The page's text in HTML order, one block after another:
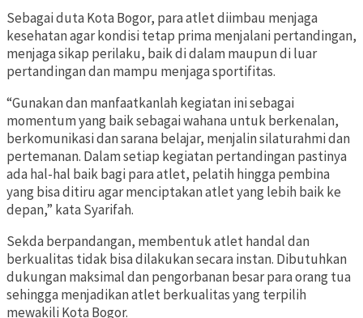
Sebagai duta Kota Bogor, para atlet diimbau menjaga
kesehatan agar kondisi tetap prima menjalani pertandingan,
menjaga sikap perilaku, baik di dalam maupun di luar
pertandingan dan mampu menjaga sportifitas.
“Gunakan dan manfaatkanlah kegiatan ini sebagai
momentum yang baik sebagai wahana untuk berkenalan,
berkomunikasi dan sarana belajar, menjalin silaturahmi dan
pertemanan. Dalam setiap kegiatan pertandingan pastinya
ada hal-hal baik bagi para atlet, pelatih hingga pembina
yang bisa ditiru agar menciptakan atlet yang lebih baik ke
depan,” kata Syarifah.
Sekda berpandangan, membentuk atlet handal dan
berkualitas tidak bisa dilakukan secara instan. Dibutuhkan
dukungan maksimal dan pengorbanan besar para orang tua
sehingga menjadikan atlet berkualitas yang terpilih
mewakili Kota Bogor.